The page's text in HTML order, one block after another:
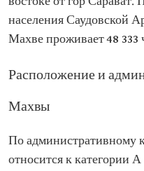
населения Саудовской
Махве проживает 48 333
Расположение и
Махвы
По административному
относится к категории